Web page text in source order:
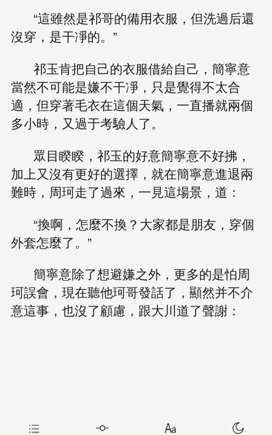
“這雖然是祁哥的備用衣服，但洗過后還
沒穿，是干凈的。”
祁玉肯把自己的衣服借給自己，簡寧意
當然不可能是嫌不干凈，只是覺得不太合
適，但穿著毛衣在這個天氣，一直播就兩個
多小時，又過于考驗人了。
眾目睽睽，祁玉的好意簡寧意不好拂，
加上又沒有更好的選擇，就在簡寧意進退兩
難時，周珂走了過來，一見這場景，道：
“換啊，怎麼不換？大家都是朋友，穿個
外套怎麼了。”
簡寧意除了想避嫌之外，更多的是怕周
珂誤會，現在聽他珂哥發話了，顯然并不介
意這事，也沒了顧慮，跟大川道了聲謝：